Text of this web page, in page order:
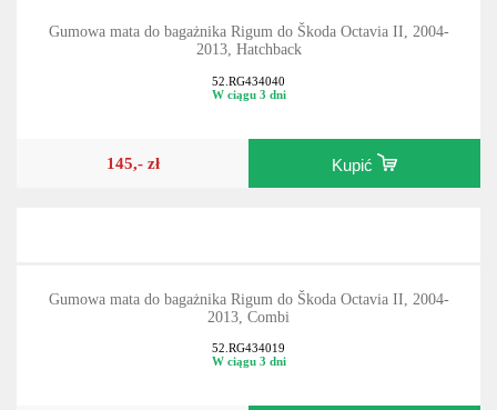
Gumowa mata do bagażnika Rigum do Škoda Octavia II, 2004-
2013, Hatchback
52.RG434040
W ciągu 3 dni
145,- zł Kupić
Gumowa mata do bagażnika Rigum do Škoda Octavia II, 2004-
2013, Combi
52.RG434019
W ciągu 3 dni